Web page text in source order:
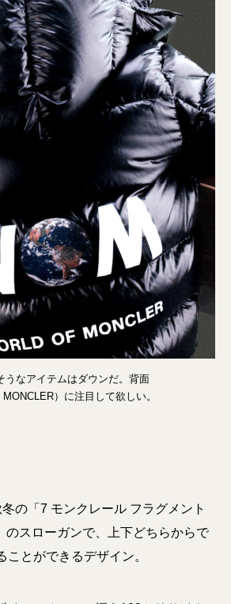
うなアイテムはダウンだ。背面
）に注目して欲しい。
の「7 モンクレール フラグメント
のスローガンで、上下どちらからで
ことができるデザイン。